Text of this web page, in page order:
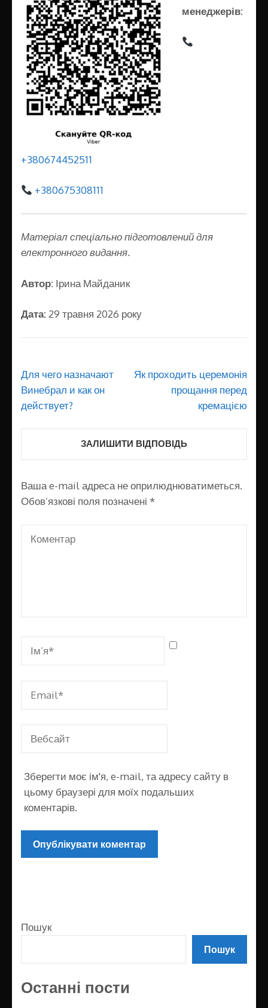
менеджерів:
+380674452511
+380675308111
Матеріал спеціально підготовлений для
електронного видання.
Автор: Ірина Майданик
Дата: 29 травня 2026 року
Навігація
записів
Для чего назначают
Винебрал и как он
действует?
Як проходить церемонія
прощання перед
кремацією
ЗАЛИШИТИ ВІДПОВІДЬ
Ваша e-mail адреса не оприлюднюватиметься.
Обов’язкові поля позначені *
Зберегти моє ім'я, e-mail, та адресу сайту в
цьому браузері для моїх подальших
коментарів.
Пошук
Пошук
Останні пости